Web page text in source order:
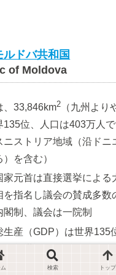
ルドバ共和国
of Moldova
、33,846km2 （九州より
135位、人口は403万人
ニストリア地域（沿ドニ
を含む）
家元首は直接選挙による
を指名し議会の賛成多数
閣制、議会は一院制
生産（GDP）は世界135
）で世界142位
検索 トップ